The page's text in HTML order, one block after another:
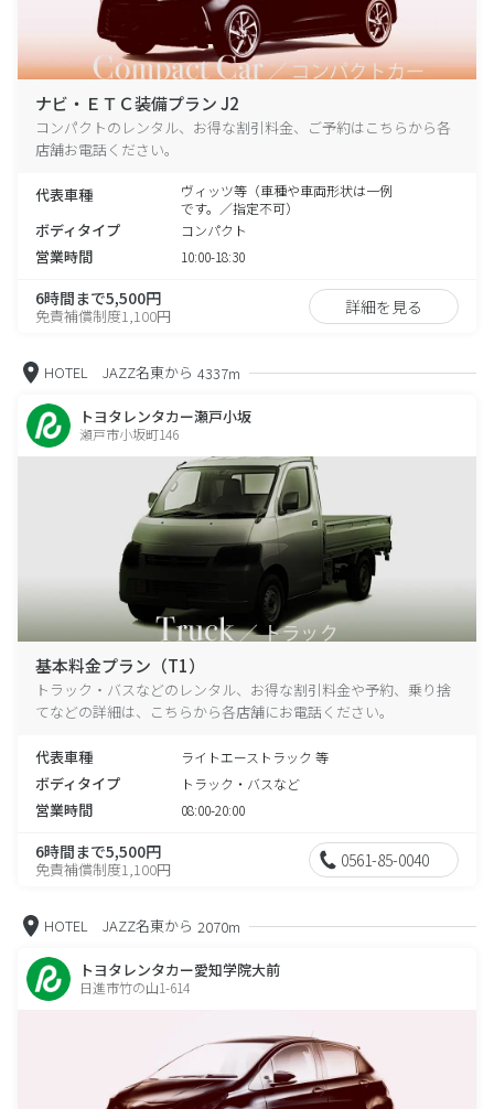
ナビ・ＥＴＣ装備プラン J2
コンパクトのレンタル、お得な割引料金、ご予約はこちらから各
店舗お電話ください。
代表車種
ヴィッツ等（車種や車両形状は一例
です。／指定不可）
ボディタイプ コンパクト
営業時間 10:00-18:30
6時間まで5,500円
免責補償制度1,100円 詳細を見る
HOTEL JAZZ名東から 4337m
トヨタレンタカー瀬戸小坂
瀬戸市小坂町146
基本料金プラン（T1）
トラック・バスなどのレンタル、お得な割引料金や予約、乗り捨
てなどの詳細は、こちらから各店舗にお電話ください。
代表車種 ライトエーストラック 等
ボディタイプ トラック・バスなど
営業時間 08:00-20:00
6時間まで5,500円
免責補償制度1,100円 0561-85-0040
HOTEL JAZZ名東から 2070m
トヨタレンタカー愛知学院大前
日進市竹の山1-614